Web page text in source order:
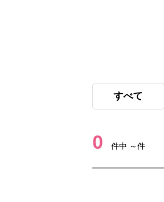
すべて
0 件中 ～件